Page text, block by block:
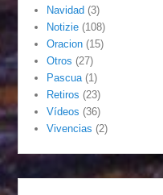
Navidad (3)
Notizie (108)
Oracion (15)
Otros (27)
Pascua (1)
Retiros (23)
Vídeos (36)
Vivencias (2)